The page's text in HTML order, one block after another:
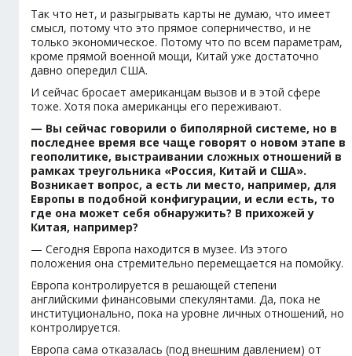
Так что нет, и разыгрывать карты не думаю, что имеет
смысл, потому что это прямое соперничество, и не
только экономическое. Потому что по всем параметрам,
кроме прямой военной мощи, Китай уже достаточно
давно опередил США.
И сейчас бросает американцам вызов и в этой сфере
тоже. Хотя пока американцы его переживают.
— Вы сейчас говорили о биполярной системе, но в
последнее время все чаще говорят о новом этапе в
геополитике, выстраивании сложных отношений в
рамках треугольника «Россия, Китай и США».
Возникает вопрос, а есть ли место, например, для
Европы в подобной конфигурации, и если есть, то
где она может себя обнаружить? В прихожей у
Китая, например?
— Сегодня Европа находится в музее. Из этого
положения она стремительно перемещается на помойку.
Европа контролируется в решающей степени
английскими финансовыми спекулянтами. Да, пока не
институционально, пока на уровне личных отношений, но
контролируется.
Европа сама отказалась (под внешним давлением) от